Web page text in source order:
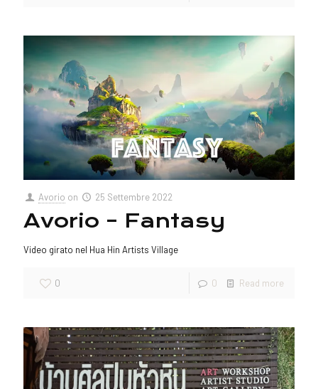
Avorio on 25 Settembre 2022
Avorio – Fantasy
Video girato nel Hua Hin Artists Village
0 0 Read more